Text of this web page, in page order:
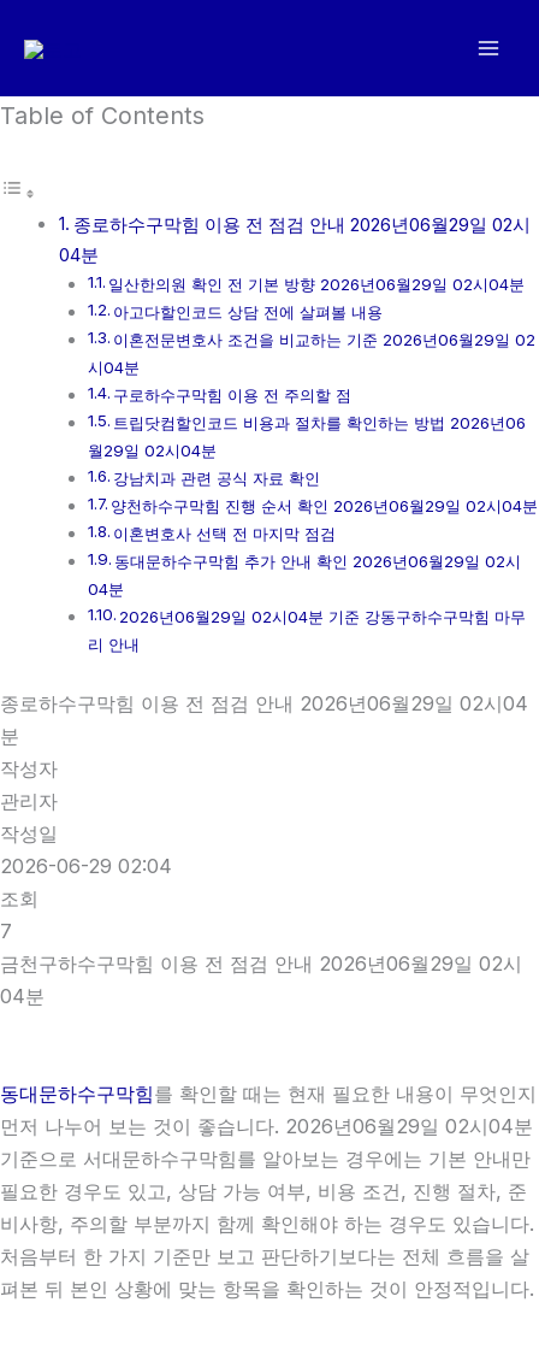
로
너
Table of Contents
종로하수구막힘 이용 전 점검 안내 2026년06월29일 02시
04분
일산한의원 확인 전 기본 방향 2026년06월29일 02시04분
아고다할인코드 상담 전에 살펴볼 내용
이혼전문변호사 조건을 비교하는 기준 2026년06월29일 02
시04분
구로하수구막힘 이용 전 주의할 점
트립닷컴할인코드 비용과 절차를 확인하는 방법 2026년06
월29일 02시04분
강남치과 관련 공식 자료 확인
양천하수구막힘 진행 순서 확인 2026년06월29일 02시04분
이혼변호사 선택 전 마지막 점검
동대문하수구막힘 추가 안내 확인 2026년06월29일 02시
04분
2026년06월29일 02시04분 기준 강동구하수구막힘 마무
리 안내
종로하수구막힘 이용 전 점검 안내 2026년06월29일 02시04
분
작성자
관리자
작성일
2026-06-29 02:04
조회
7
금천구하수구막힘 이용 전 점검 안내 2026년06월29일 02시
04분
동대문하수구막힘를 확인할 때는 현재 필요한 내용이 무엇인지
먼저 나누어 보는 것이 좋습니다. 2026년06월29일 02시04분
기준으로 서대문하수구막힘를 알아보는 경우에는 기본 안내만
필요한 경우도 있고, 상담 가능 여부, 비용 조건, 진행 절차, 준
비사항, 주의할 부분까지 함께 확인해야 하는 경우도 있습니다.
처음부터 한 가지 기준만 보고 판단하기보다는 전체 흐름을 살
펴본 뒤 본인 상황에 맞는 항목을 확인하는 것이 안정적입니다.